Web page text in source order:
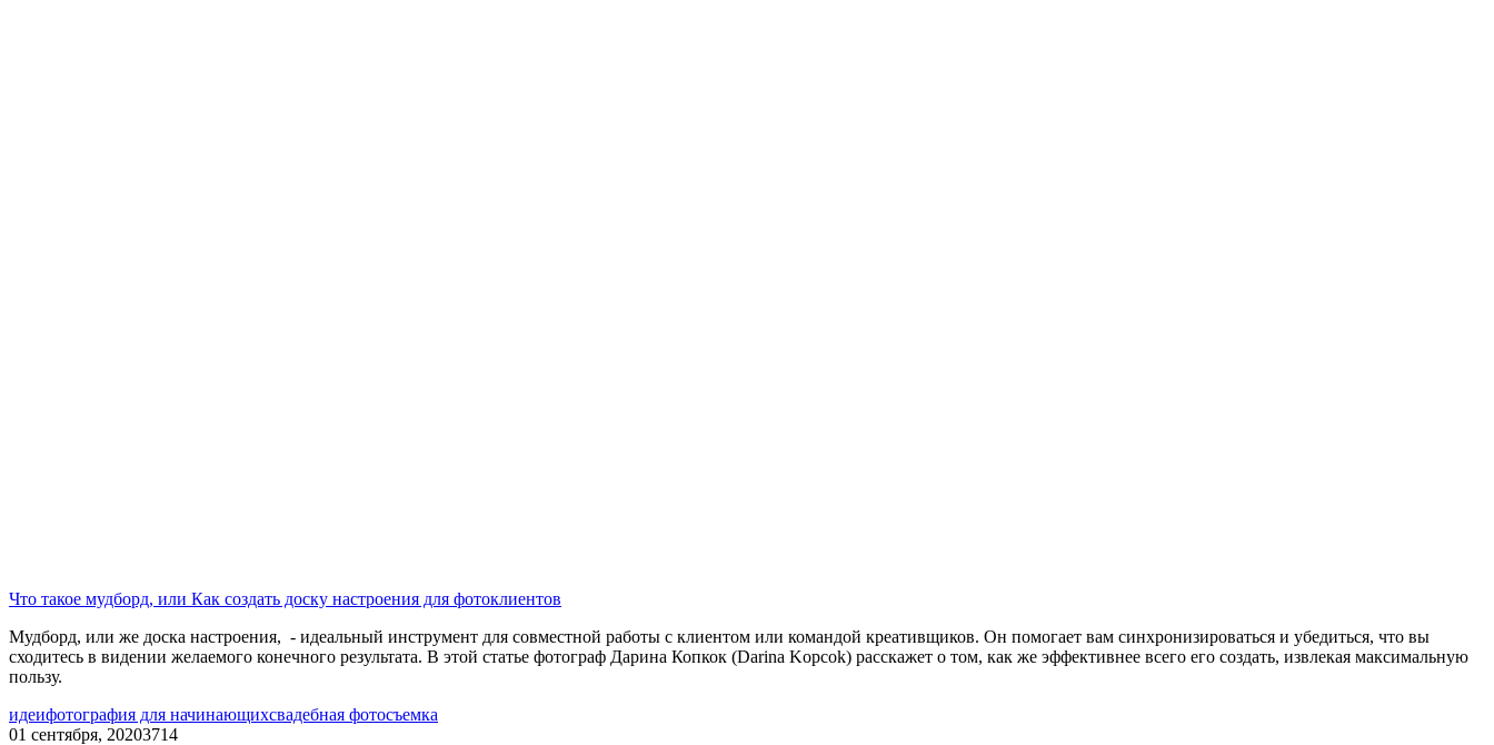
Что такое мудборд, или Как создать доску настроения для фотоклиентов
Мудборд, или же доска настроения, - идеальный инструмент для совместной работы с клиентом или командой креативщиков. Он помогает вам синхронизироваться и убедиться, что вы
сходитесь в видении желаемого конечного результата. В этой статье фотограф Дарина Копкок (Darina Kopcok) расскажет о том, как же эффективнее всего его создать, извлекая максимальную
пользу.
идеифотография для начинающихсвадебная фотосъемка
01 сентября, 20203714